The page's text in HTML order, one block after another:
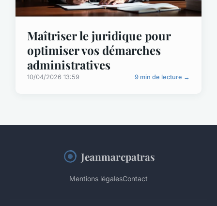
Maîtriser le juridique pour
optimiser vos démarches
administratives
10/04/2026 13:59 9 min de lecture →
Jeanmarcpatras
Mentions légalesContact